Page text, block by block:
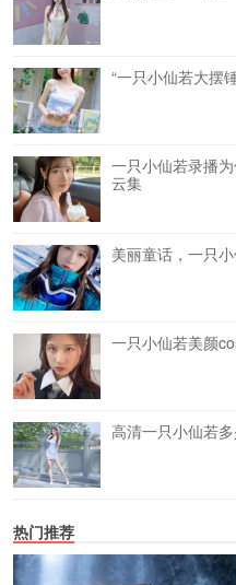
“一只小仙若大摆
一只小仙若录播
云集
美丽童话，一只
一只小仙若美颜
高清一只小仙若
热门推荐